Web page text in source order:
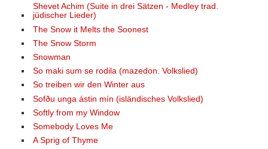
Shevet Achim (Suite in drei Sätzen - Medley trad.
jüdischer Lieder)
The Snow it Melts the Soonest
The Snow Storm
Snowman
So maki sum se rodila (mazedon. Volkslied)
So treiben wir den Winter aus
Sofðu unga ástin mín (isländisches Volkslied)
Softly from my Window
Somebody Loves Me
A Sprig of Thyme